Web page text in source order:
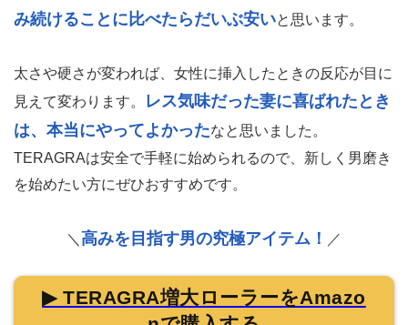
み続けることに比べたらだいぶ安いと思います。
太さや硬さが変われば、女性に挿入したときの反応が目に
見えて変わります。
レス気味だった妻に喜ばれたとき
は、本当にやってよかったなと思いました。
TERAGRAは安全で手軽に始められるので、新しく男磨き
を始めたい方にぜひおすすめです。
＼ 高みを目指す男の究極アイテム！ ／
▶ TERAGRA増大ローラーをAmazo